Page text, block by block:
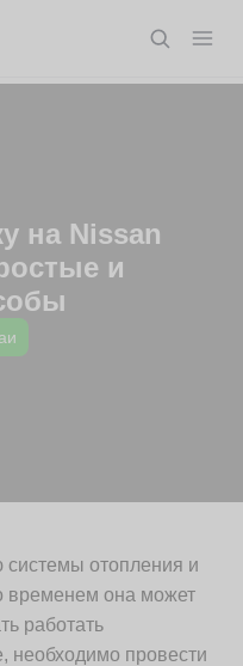
— ПРОСТЫЕ И ЭФФЕКТИВНЫЕ
на Nissan
и
системы отопления и
временем она может
работать
необходимо провести